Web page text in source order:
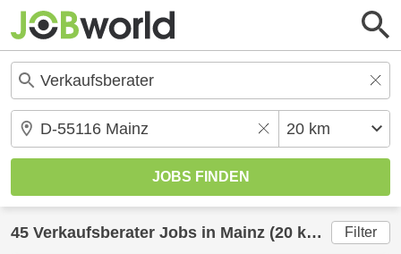
45 Verkaufsberater Jobs in Mainz (20 km) gefunden Filter